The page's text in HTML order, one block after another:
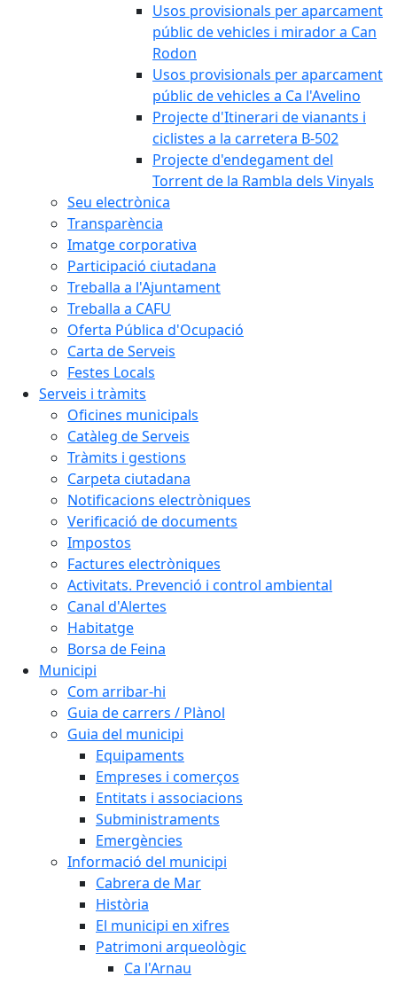
Usos provisionals per aparcament
públic de vehicles i mirador a Can
Rodon
Usos provisionals per aparcament
públic de vehicles a Ca l'Avelino
Projecte d'Itinerari de vianants i
ciclistes a la carretera B-502
Projecte d'endegament del
Torrent de la Rambla dels Vinyals
Seu electrònica
Transparència
Imatge corporativa
Participació ciutadana
Treballa a l'Ajuntament
Treballa a CAFU
Oferta Pública d'Ocupació
Carta de Serveis
Festes Locals
Serveis i tràmits
Oficines municipals
Catàleg de Serveis
Tràmits i gestions
Carpeta ciutadana
Notificacions electròniques
Verificació de documents
Impostos
Factures electròniques
Activitats. Prevenció i control ambiental
Canal d'Alertes
Habitatge
Borsa de Feina
Municipi
Com arribar-hi
Guia de carrers / Plànol
Guia del municipi
Equipaments
Empreses i comerços
Entitats i associacions
Subministraments
Emergències
Informació del municipi
Cabrera de Mar
Història
El municipi en xifres
Patrimoni arqueològic
Ca l'Arnau